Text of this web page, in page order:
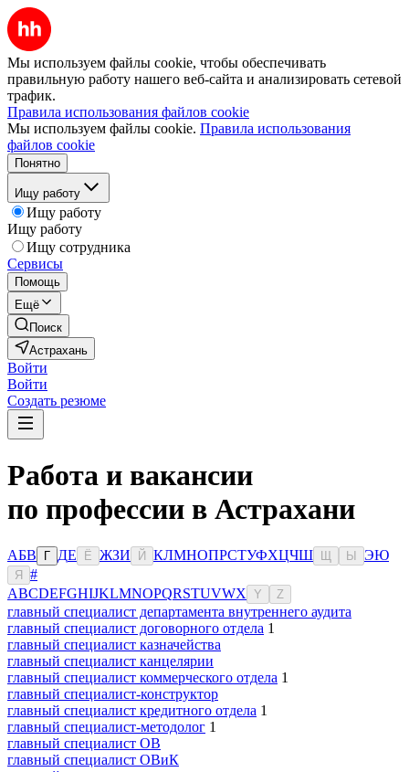
Мы используем файлы cookie, чтобы обеспечивать
правильную работу нашего веб-сайта и анализировать сетевой
трафик.
Правила использования файлов cookie
Мы используем файлы cookie. Правила использования
файлов cookie
Понятно
Ищу работу
Ищу работу
Ищу работу
Ищу сотрудника
Сервисы
Помощь
Ещё
Поиск
Астрахань
Войти
Войти
Создать резюме
Работа и вакансии
по профессии в Астрахани
АБВ Г ДЕ Ё ЖЗИ Й КЛМНОПРСТУФХЦЧШ Ы ЭЮ
Я
#
ABCDEFGHIJKLMNOPQRSTUVWX Y Z
главный специалист департамента внутреннего аудита
главный специалист договорного отдела 1
главный специалист казначейства
главный специалист канцелярии
главный специалист коммерческого отдела 1
главный специалист-конструктор
главный специалист кредитного отдела 1
главный специалист-методолог 1
главный специалист ОВ
главный специалист ОВиК